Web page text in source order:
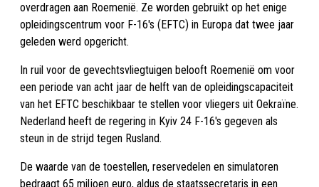
overdragen aan Roemenië. Ze worden gebruikt op het enige
opleidingscentrum voor F-16's (EFTC) in Europa dat twee jaar
geleden werd opgericht.
In ruil voor de gevechtsvliegtuigen belooft Roemenië om voor
een periode van acht jaar de helft van de opleidingscapaciteit
van het EFTC beschikbaar te stellen voor vliegers uit Oekraïne.
Nederland heeft de regering in Kyiv 24 F-16's gegeven als
steun in de strijd tegen Rusland.
De waarde van de toestellen, reservedelen en simulatoren
bedraagt 65 miljoen euro, aldus de staatssecretaris in een